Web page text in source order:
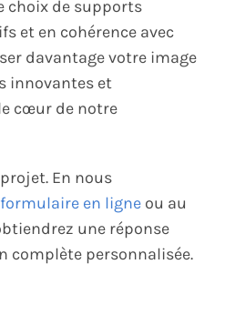
choix de supports
et en cohérence avec
davantage votre image
innovantes et
cœur de notre
En nous
en ligne ou au
une réponse
complète personnalisée.